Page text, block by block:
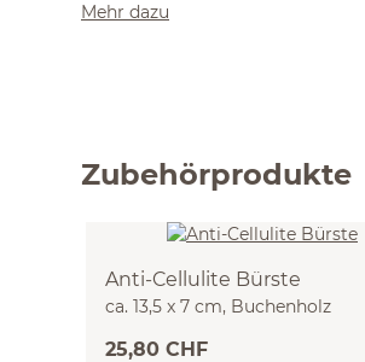
Mehr dazu
Zubehörprodukte
Anti-Cellulite Bürste
ca. 13,5 x 7 cm, Buchenholz
25,80 CHF